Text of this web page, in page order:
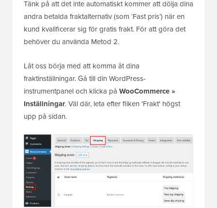
Tänk på att det inte automatiskt kommer att dölja dina
andra betalda fraktalternativ (som ‘Fast pris’) när en
kund kvalificerar sig för gratis frakt. För att göra det
behöver du använda Metod 2.
Låt oss börja med att komma åt dina
fraktinställningar. Gå till din WordPress-
instrumentpanel och klicka på WooCommerce »
Inställningar. Väl där, leta efter fliken 'Frakt' högst
upp på sidan.